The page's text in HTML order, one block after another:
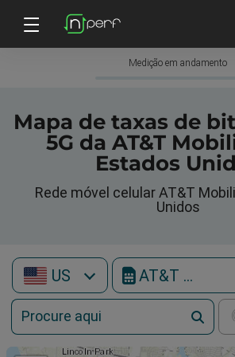
Medição em andamento
Mapa de taxas de
5G da AT&T
Estados
Rede móvel celular AT&T
Unidos
US AT&T Mobility